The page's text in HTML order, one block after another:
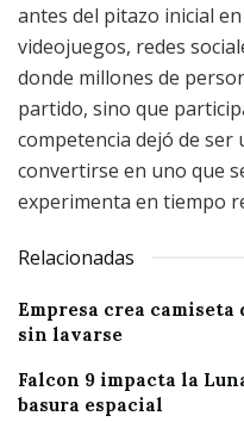
antes del pitazo inicial
videojuegos, redes
donde millones de
partido, sino que
competencia dejó de ser
convertirse en uno que
experimenta en tiempo
Relacionadas
Empresa crea camiseta
sin lavarse
Falcon 9 impacta la
basura espacial